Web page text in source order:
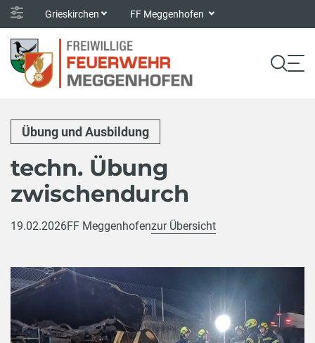
Grieskirchen FF Meggenhofen
Übung und Ausbildung
techn. Übung
zwischendurch
19.02.2026FF Meggenhofenzur Übersicht